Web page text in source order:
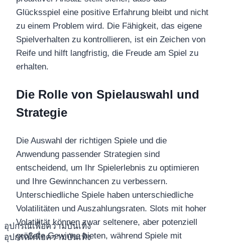
อุปกรณ์เพื่อความบันเทิง
อุปกรณ์เพื่อความบันเทิง
Glücksspiel eine positive Erfahrung bleibt und nicht
zu einem Problem wird. Die Fähigkeit, das eigene
Spielverhalten zu kontrollieren, ist ein Zeichen von
Reife und hilft langfristig, die Freude am Spiel zu
erhalten.
Die Rolle von Spielauswahl und
Strategie
Die Auswahl der richtigen Spiele und die
Anwendung passender Strategien sind
entscheidend, um Ihr Spielerlebnis zu optimieren
und Ihre Gewinnchancen zu verbessern.
Unterschiedliche Spiele haben unterschiedliche
Volatilitäten und Auszahlungsraten. Slots mit hoher
Volatilität können zwar seltenere, aber potenziell
größere Gewinne bieten, während Spiele mit